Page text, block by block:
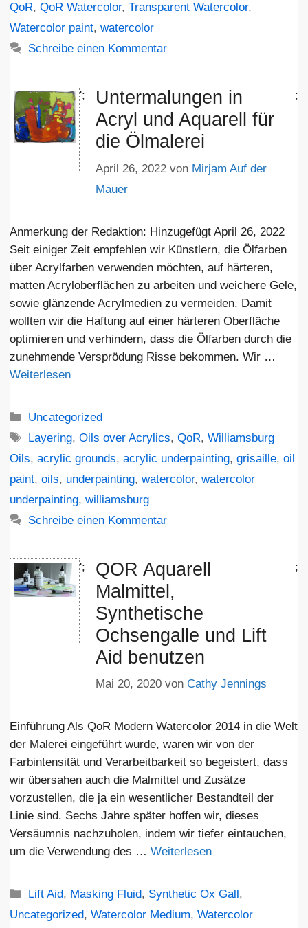
QoR, QoR Watercolor, Transparent Watercolor,
Watercolor paint, watercolor
Schreibe einen Kommentar
';
Untermalungen in
Acryl und Aquarell für
die Ölmalerei
April 26, 2022 von Mirjam Auf der
Mauer
;
Anmerkung der Redaktion: Hinzugefügt April 26, 2022
Seit einiger Zeit empfehlen wir Künstlern, die Ölfarben
über Acrylfarben verwenden möchten, auf härteren,
matten Acryloberflächen zu arbeiten und weichere Gele,
sowie glänzende Acrylmedien zu vermeiden. Damit
wollten wir die Haftung auf einer härteren Oberfläche
optimieren und verhindern, dass die Ölfarben durch die
zunehmende Versprödung Risse bekommen. Wir …
Weiterlesen
Kategorien
Uncategorized
Schlagwörter
Layering,Oils over Acrylics,QoR,Williamsburg
Oils, acrylic grounds, acrylic underpainting, grisaille, oil
paint, oils, underpainting, watercolor, watercolor
underpainting, williamsburg
Schreibe einen Kommentar
';
QOR Aquarell
Malmittel,
Synthetische
Ochsengalle und Lift
Aid benutzen
Mai 20, 2020 von Cathy Jennings
;
Einführung Als QoR Modern Watercolor 2014 in die Welt
der Malerei eingeführt wurde, waren wir von der
Farbintensität und Verarbeitbarkeit so begeistert, dass
wir übersahen auch die Malmittel und Zusätze
vorzustellen, die ja ein wesentlicher Bestandteil der
Linie sind. Sechs Jahre später hoffen wir, dieses
Versäumnis nachzuholen, indem wir tiefer eintauchen,
um die Verwendung des … Weiterlesen
Kategorien
Lift Aid, Masking Fluid, Synthetic Ox Gall,
Uncategorized, Watercolor Medium, Watercolor